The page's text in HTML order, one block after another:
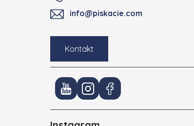
info@piskacie.com
Kontakt